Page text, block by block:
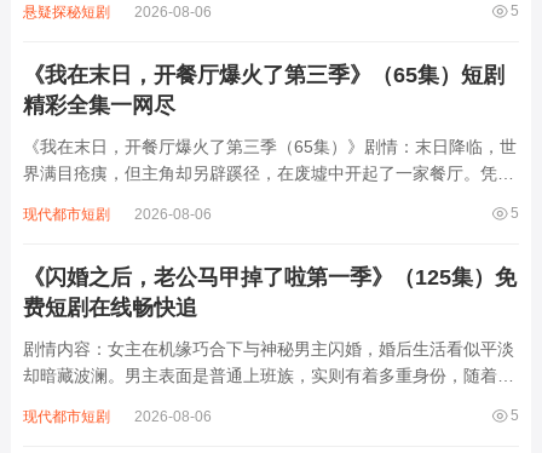
廷秘香配方，更以创新香品搅动市场，与各路势力斗智斗勇。过程
5
悬疑探秘短剧 2026-08-06
《我在末日，开餐厅爆火了第三季》（65集）短剧
精彩全集一网尽
《我在末日，开餐厅爆火了第三季（65集）》剧情：末日降临，世
界满目疮痍，但主角却另辟蹊径，在废墟中开起了一家餐厅。凭借
里，餐厅面临新危机，食材短缺、竞争对手恶意打压。主角带领团
5
现代都市短剧 2026-08-06
《闪婚之后，老公马甲掉了啦第一季》（125集）免
费短剧在线畅快追
剧情内容：女主在机缘巧合下与神秘男主闪婚，婚后生活看似平淡
却暗藏波澜。男主表面是普通上班族，实则有着多重身份，随着剧
拥有超强的商业头脑和非凡的身手。女主在发现这些秘密的过程
5
现代都市短剧 2026-08-06